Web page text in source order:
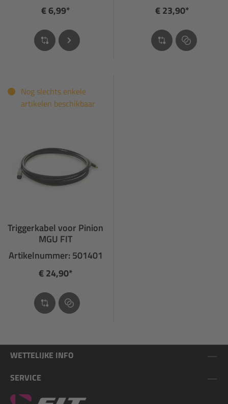
€ 6,99*
€ 23,90*
Nog slechts enkele
artikelen beschikbaar
Triggerkabel voor Pinion
MGU FIT
Artikelnummer: 501401
€ 24,90*
WETTELIJKE INFO
SERVICE